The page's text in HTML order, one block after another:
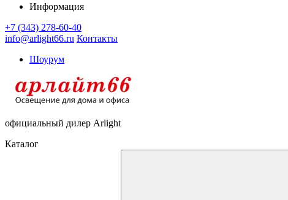
Информация
+7 (343) 278-60-40
info@arlight66.ru Контакты
Шоурум
официальный дилер Arlight
Каталог